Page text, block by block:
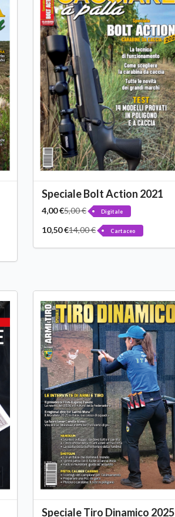
Speciale Bolt Action 2021
4,00 €5,00 € Digitale
10,50 €14,00 € Cartaceo
Speciale Tiro Dinamico 2025